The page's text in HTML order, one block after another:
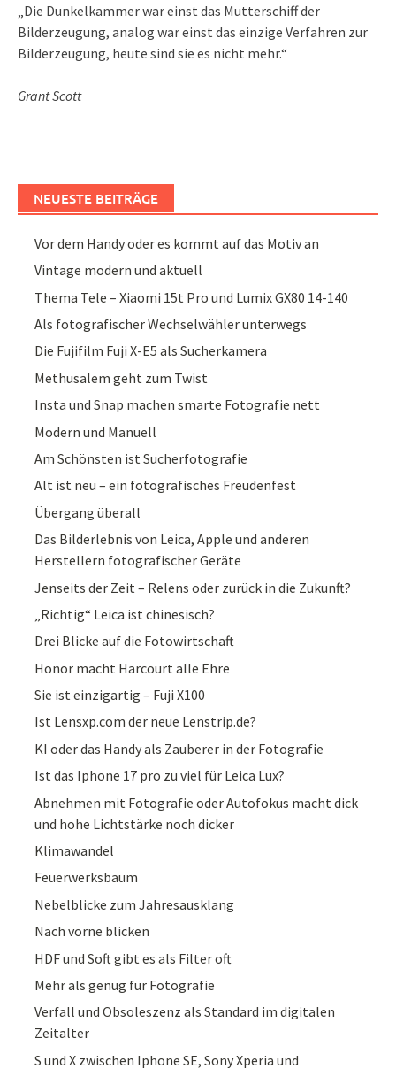
„Die Dunkelkammer war einst das Mutterschiff der
Bilderzeugung, analog war einst das einzige Verfahren zur
Bilderzeugung, heute sind sie es nicht mehr.“
Grant Scott
NEUESTE BEITRÄGE
Vor dem Handy oder es kommt auf das Motiv an
Vintage modern und aktuell
Thema Tele – Xiaomi 15t Pro und Lumix GX80 14-140
Als fotografischer Wechselwähler unterwegs
Die Fujifilm Fuji X-E5 als Sucherkamera
Methusalem geht zum Twist
Insta und Snap machen smarte Fotografie nett
Modern und Manuell
Am Schönsten ist Sucherfotografie
Alt ist neu – ein fotografisches Freudenfest
Übergang überall
Das Bilderlebnis von Leica, Apple und anderen
Herstellern fotografischer Geräte
Jenseits der Zeit – Relens oder zurück in die Zukunft?
„Richtig“ Leica ist chinesisch?
Drei Blicke auf die Fotowirtschaft
Honor macht Harcourt alle Ehre
Sie ist einzigartig – Fuji X100
Ist Lensxp.com der neue Lenstrip.de?
KI oder das Handy als Zauberer in der Fotografie
Ist das Iphone 17 pro zu viel für Leica Lux?
Abnehmen mit Fotografie oder Autofokus macht dick
und hohe Lichtstärke noch dicker
Klimawandel
Feuerwerksbaum
Nebelblicke zum Jahresausklang
Nach vorne blicken
HDF und Soft gibt es als Filter oft
Mehr als genug für Fotografie
Verfall und Obsoleszenz als Standard im digitalen
Zeitalter
S und X zwischen Iphone SE, Sony Xperia und